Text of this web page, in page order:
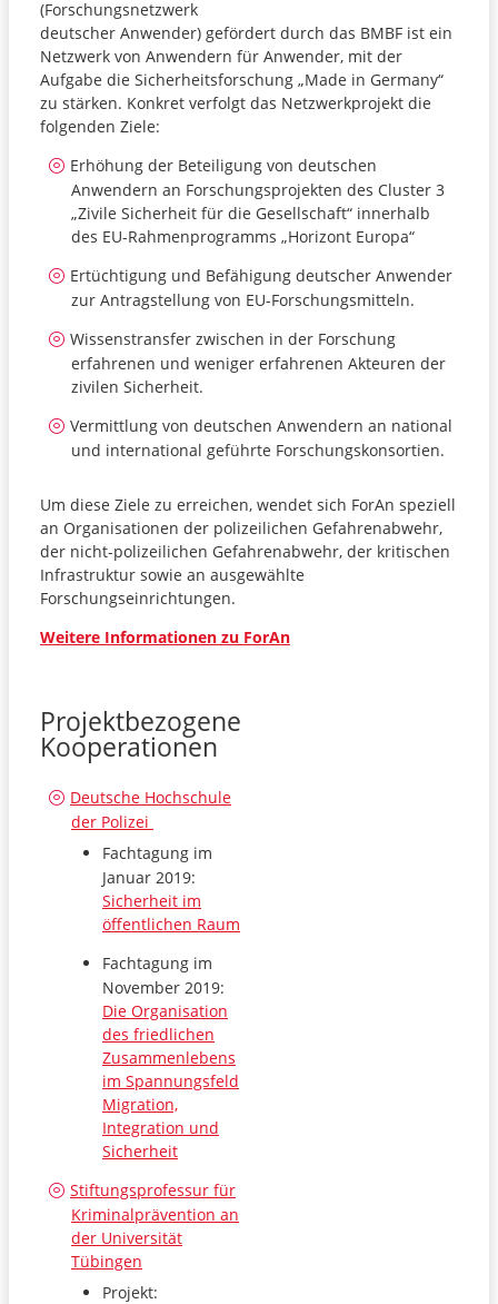
(Forschungsnetzwerk
deutscher Anwender) gefördert durch das BMBF ist ein
Netzwerk von Anwendern für Anwender, mit der
Aufgabe die Sicherheitsforschung „Made in Germany“
zu stärken. Konkret verfolgt das Netzwerkprojekt die
folgenden Ziele:
Erhöhung der Beteiligung von deutschen
Anwendern an Forschungsprojekten des Cluster 3
„Zivile Sicherheit für die Gesellschaft“ innerhalb
des EU-Rahmenprogramms „Horizont Europa“
Ertüchtigung und Befähigung deutscher Anwender
zur Antragstellung von EU-Forschungsmitteln.
Wissenstransfer zwischen in der Forschung
erfahrenen und weniger erfahrenen Akteuren der
zivilen Sicherheit.
Vermittlung von deutschen Anwendern an national
und international geführte Forschungskonsortien.
Um diese Ziele zu erreichen, wendet sich ForAn speziell
an Organisationen der polizeilichen Gefahrenabwehr,
der nicht-polizeilichen Gefahrenabwehr, der kritischen
Infrastruktur sowie an ausgewählte
Forschungseinrichtungen.
Weitere Informationen zu ForAn
Projektbezogene
Kooperationen
Deutsche Hochschule
der Polizei
Fachtagung im
Januar 2019:
Sicherheit im
öffentlichen Raum
Fachtagung im
November 2019:
Die Organisation
des friedlichen
Zusammenlebens
im Spannungsfeld
Migration,
Integration und
Sicherheit
Stiftungsprofessur für
Kriminalprävention an
der Universität
Tübingen
Projekt: